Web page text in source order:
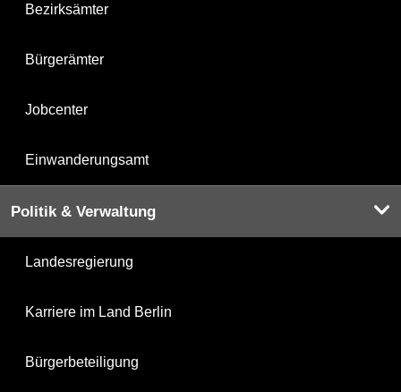
Bezirksämter
Bürgerämter
Jobcenter
Einwanderungsamt
Politik & Verwaltung
Landesregierung
Karriere im Land Berlin
Bürgerbeteiligung